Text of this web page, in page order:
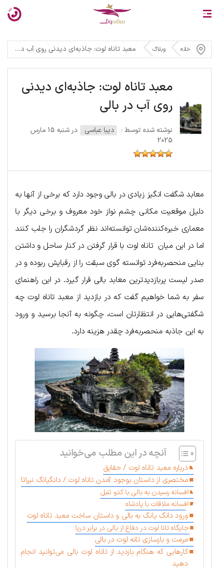
خانه وبلاگ معبد تاناه لوت: جاذبه‌ای دیدنی روی آب در بالی
معبد تاناه لوت: جاذبه‌ای دیدنی
روی آب در بالی
نوشته شده توسط : دیبا عباسی
در شنبه 15 مارس
2025
معابد شگفت انگیز زیادی در بالی وجود دارد که برخی از آنها به
دلیل موقعیت مکانی چشم نواز خود معروف و برخی دیگر با
معماری خیره‌کننده‌شان توانسته‌اند نظر گردشگران را جلب کنند
اما در این میان تاناه لوت با قرار گرفتن در کنار ساحل و داشتن
بنایی منحصربه‌فرد توانسته گوی سبقت را از رقبایش ربوده و در
صدر لیست پربازدیدترین معابد بالی قرار گیرد. در این راهنمای
سفر به شما خواهیم گفت که در بازدید از معبد تاناه لوت چه
شگفتی‌هایی در انتظارتان است، چگونه به آنجا برسید و ورود
به این جاذبه منحصربه‌فرد چقدر هزینه دارد.
آنچه در این مطلب می‌خوانید
درباره معبد تاناه لوت / حقایق
مختصری از داستان بوجود آمدن تاناه لوت / دانگیانگ نیراتا
افسانه رسیدن به بالی با کدو تنبل
افسانه ملاقات با پادشاه
ورود دانگ یانگ به بالی و داستان ساخت معبد تاناه لوت
جایگاه تانا لوت در دفاع از بالی در برابر دریا
مرمت و بازسازی تانه لوت در بالی
کارهایی که هنگام بازدید از تاناه لوت بالی می‌توانید انجام
دهید